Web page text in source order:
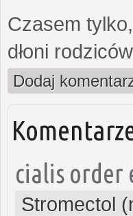
Czasem
dłoni
Dodaj
cialis order
Stromectol